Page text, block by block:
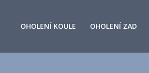
OHOLENÍ KOULE OHOLENÍ ZAD